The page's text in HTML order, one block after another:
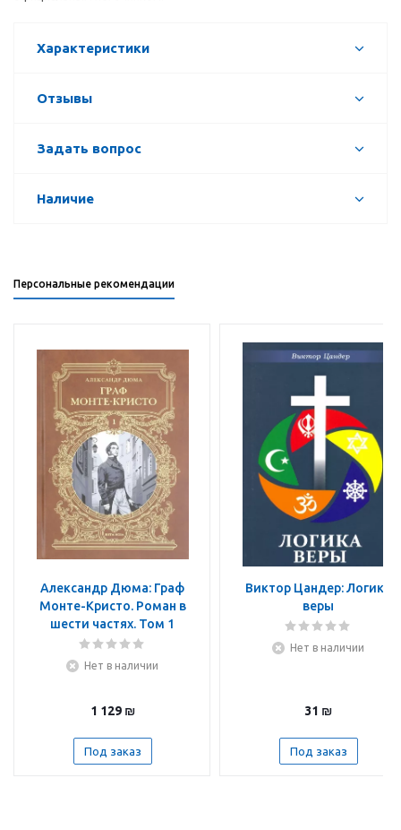
Характеристики
Отзывы
Задать вопрос
Наличие
Персональные рекомендации
Александр Дюма: Граф
Монте-Кристо. Роман в
шести частях. Том 1
Нет в наличии
1 129₪
Под заказ
Виктор Цандер: Логика
веры
Нет в наличии
31 ₪
Под заказ